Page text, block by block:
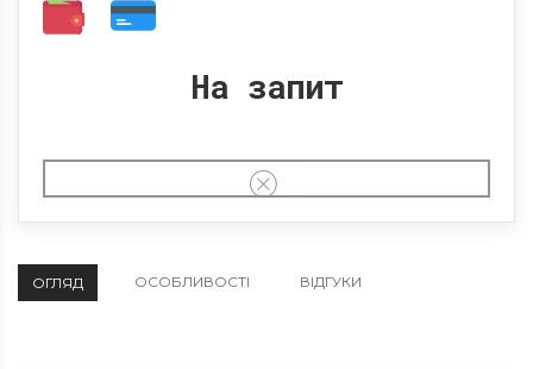
На запит
ОГЛЯД ОСОБЛИВОСТІ ВІДГУКИ